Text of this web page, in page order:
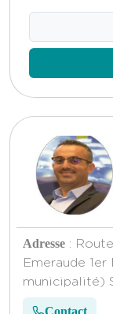
Adresse :
Emeraude
municipalité)
Contact